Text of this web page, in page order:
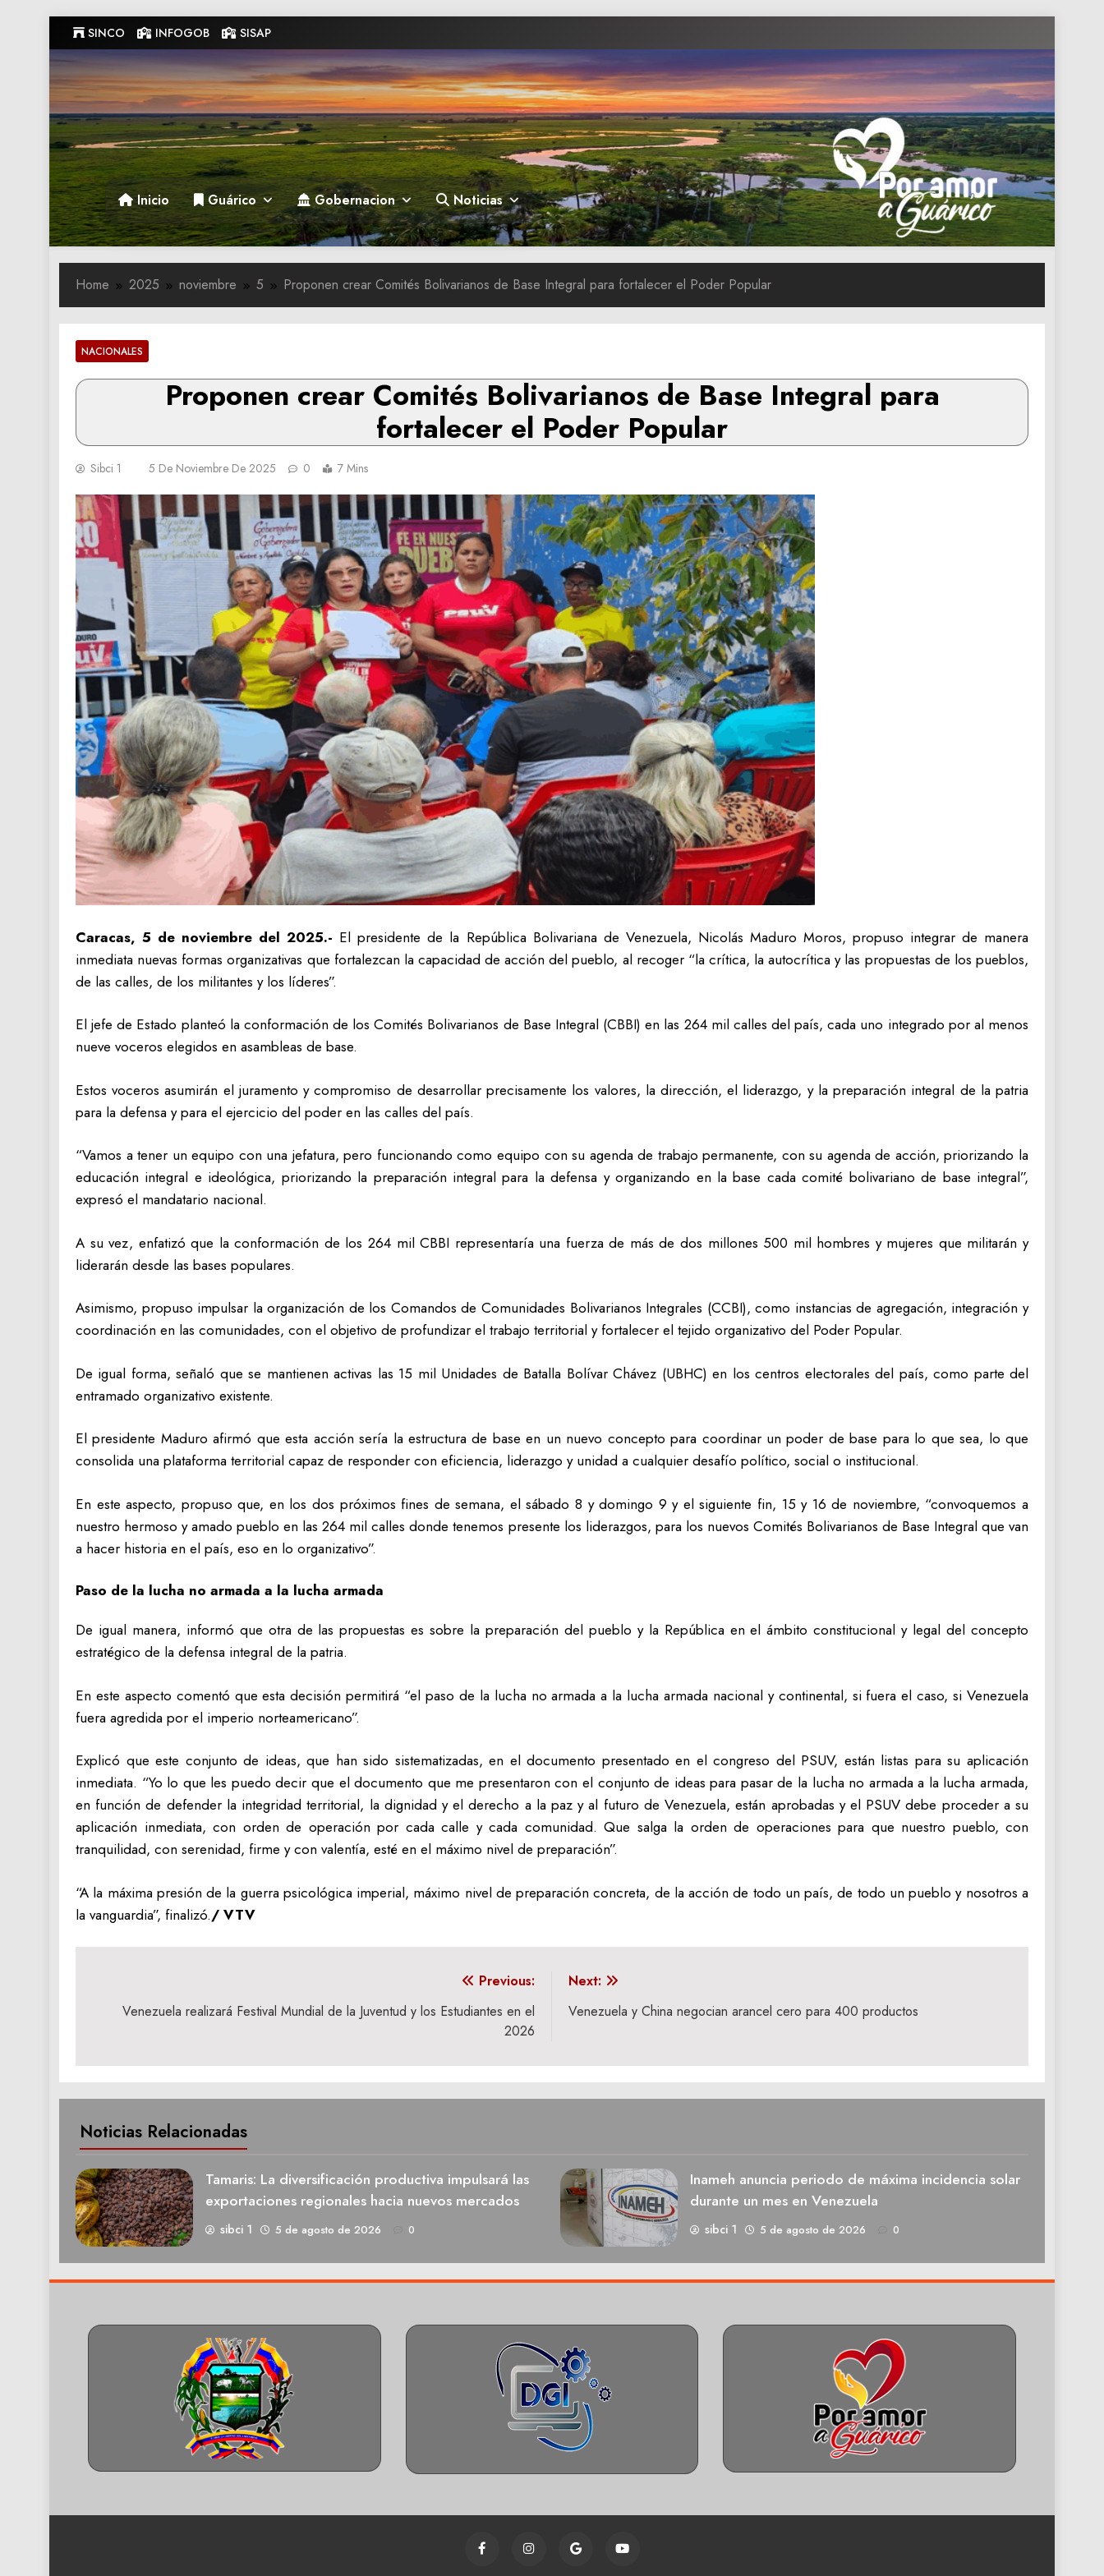
to
content
SINCO INFOGOB SISAP
Gobernacion de Guarico
Gobernacion de Guarico
Inicio Guárico Gobernacion Noticias
Home 2025 noviembre 5 Proponen crear Comités Bolivarianos de Base Integral para fortalecer el Poder Popular
NACIONALES
Proponen crear Comités Bolivarianos de Base Integral para
fortalecer el Poder Popular
Sibci 1 5 De Noviembre De 2025 0 7 Mins
Caracas, 5 de noviembre del 2025.- El presidente de la República Bolivariana de Venezuela, Nicolás Maduro Moros, propuso integrar de manera
inmediata nuevas formas organizativas que fortalezcan la capacidad de acción del pueblo, al recoger “la crítica, la autocrítica y las propuestas de los pueblos,
de las calles, de los militantes y los líderes”.
El jefe de Estado planteó la conformación de los Comités Bolivarianos de Base Integral (CBBI) en las 264 mil calles del país, cada uno integrado por al menos
nueve voceros elegidos en asambleas de base.
Estos voceros asumirán el juramento y compromiso de desarrollar precisamente los valores, la dirección, el liderazgo, y la preparación integral de la patria
para la defensa y para el ejercicio del poder en las calles del país.
“Vamos a tener un equipo con una jefatura, pero funcionando como equipo con su agenda de trabajo permanente, con su agenda de acción, priorizando la
educación integral e ideológica, priorizando la preparación integral para la defensa y organizando en la base cada comité bolivariano de base integral”,
expresó el mandatario nacional.
A su vez, enfatizó que la conformación de los 264 mil CBBI representaría una fuerza de más de dos millones 500 mil hombres y mujeres que militarán y
liderarán desde las bases populares.
Asimismo, propuso impulsar la organización de los Comandos de Comunidades Bolivarianos Integrales (CCBI), como instancias de agregación, integración y
coordinación en las comunidades, con el objetivo de profundizar el trabajo territorial y fortalecer el tejido organizativo del Poder Popular.
De igual forma, señaló que se mantienen activas las 15 mil Unidades de Batalla Bolívar Chávez (UBHC) en los centros electorales del país, como parte del
entramado organizativo existente.
El presidente Maduro afirmó que esta acción sería la estructura de base en un nuevo concepto para coordinar un poder de base para lo que sea, lo que
consolida una plataforma territorial capaz de responder con eficiencia, liderazgo y unidad a cualquier desafío político, social o institucional.
En este aspecto, propuso que, en los dos próximos fines de semana, el sábado 8 y domingo 9 y el siguiente fin, 15 y 16 de noviembre, “convoquemos a
nuestro hermoso y amado pueblo en las 264 mil calles donde tenemos presente los liderazgos, para los nuevos Comités Bolivarianos de Base Integral que van
a hacer historia en el país, eso en lo organizativo”.
Paso de la lucha no armada a la lucha armada
De igual manera, informó que otra de las propuestas es sobre la preparación del pueblo y la República en el ámbito constitucional y legal del concepto
estratégico de la defensa integral de la patria.
En este aspecto comentó que esta decisión permitirá “el paso de la lucha no armada a la lucha armada nacional y continental, si fuera el caso, si Venezuela
fuera agredida por el imperio norteamericano”.
Explicó que este conjunto de ideas, que han sido sistematizadas, en el documento presentado en el congreso del PSUV, están listas para su aplicación
inmediata. “Yo lo que les puedo decir que el documento que me presentaron con el conjunto de ideas para pasar de la lucha no armada a la lucha armada,
en función de defender la integridad territorial, la dignidad y el derecho a la paz y al futuro de Venezuela, están aprobadas y el PSUV debe proceder a su
aplicación inmediata, con orden de operación por cada calle y cada comunidad. Que salga la orden de operaciones para que nuestro pueblo, con
tranquilidad, con serenidad, firme y con valentía, esté en el máximo nivel de preparación”.
“A la máxima presión de la guerra psicológica imperial, máximo nivel de preparación concreta, de la acción de todo un país, de todo un pueblo y nosotros a
la vanguardia”, finalizó./ VTV
Previous:
Venezuela realizará Festival Mundial de la Juventud y los Estudiantes en el
2026
Next:
Venezuela y China negocian arancel cero para 400 productos
Noticias Relacionadas
Tamaris: La diversificación productiva impulsará las
exportaciones regionales hacia nuevos mercados
sibci 1 5 de agosto de 2026 0
Inameh anuncia periodo de máxima incidencia solar
durante un mes en Venezuela
sibci 1 5 de agosto de 2026 0